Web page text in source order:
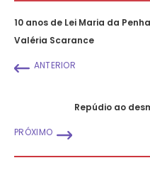
10 anos de Lei Maria da
Valéria Scarance
ANTERIOR
Repúdio ao
PRÓXIMO